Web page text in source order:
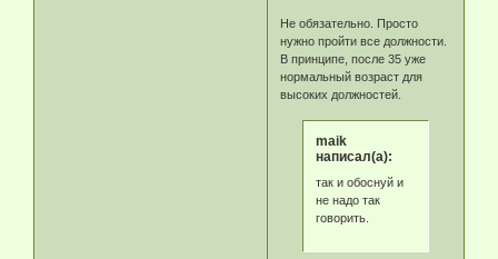
Не обязательно. Просто
нужно пройти все должности.
В принципе, после 35 уже
нормальный возраст для
высоких должностей.
maik
написал(а):
так и обоснуй и
не надо так
говорить.